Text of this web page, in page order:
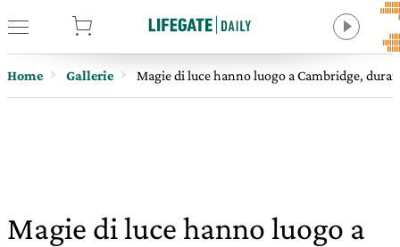
Home Gallerie Magie di luce hanno luogo a Cambridge,
Magie di luce hanno luogo a